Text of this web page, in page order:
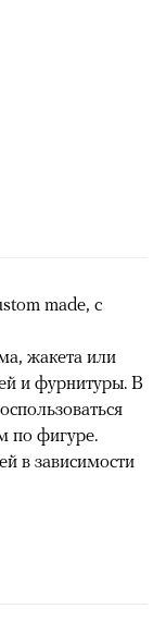
made, с
жакета или
и фурнитуры. В
по фигуре.
в зависимости